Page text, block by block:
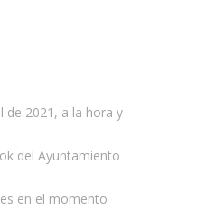
de 2021, a la hora y
del Ayuntamiento
en el momento